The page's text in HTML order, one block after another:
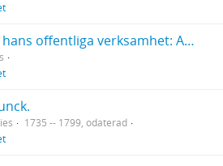
Handlingar rörande hans offentliga verksamhet: Anteckningar om bergmästareförrättningar i Södermanland, Östergötland och Småland
1735 -- 1799, odaterad